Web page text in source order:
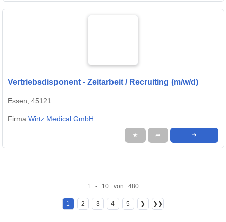
Vertriebsdisponent - Zeitarbeit / Recruiting (m/w/d)
Essen, 45121
Firma:Wirtz Medical GmbH
★ ➦ ➜
1 - 10 von 480
1 2 3 4 5 ❯ ❯❯